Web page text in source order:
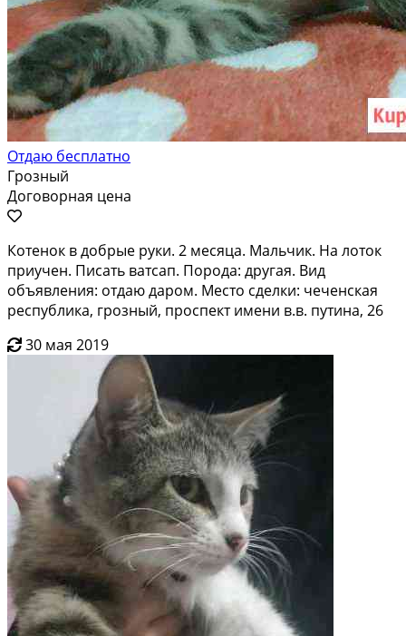
Отдаю бесплатно
Грозный
Договорная цена
Котенок в добрые руки. 2 месяца. Мальчик. На лоток
приучен. Писать ватсап. Порода: другая. Вид
объявления: отдаю даром. Место сделки: чеченская
республика, грозный, проспект имени в.в. путина, 26
30 мая 2019